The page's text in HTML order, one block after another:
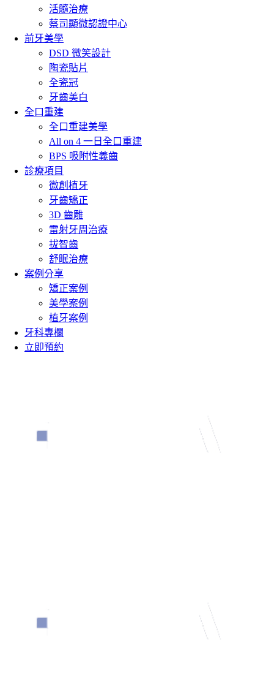
活髓治療
蔡司顯微認證中心
前牙美學
DSD 微笑設計
陶瓷貼片
全瓷冠
牙齒美白
全口重建
全口重建美學
All on 4 一日全口重建
BPS 吸附性義齒
診療項目
微創植牙
牙齒矯正
3D 齒雕
雷射牙周治療
拔智齒
舒眠治療
案例分享
矯正案例
美學案例
植牙案例
牙科專欄
立即預約